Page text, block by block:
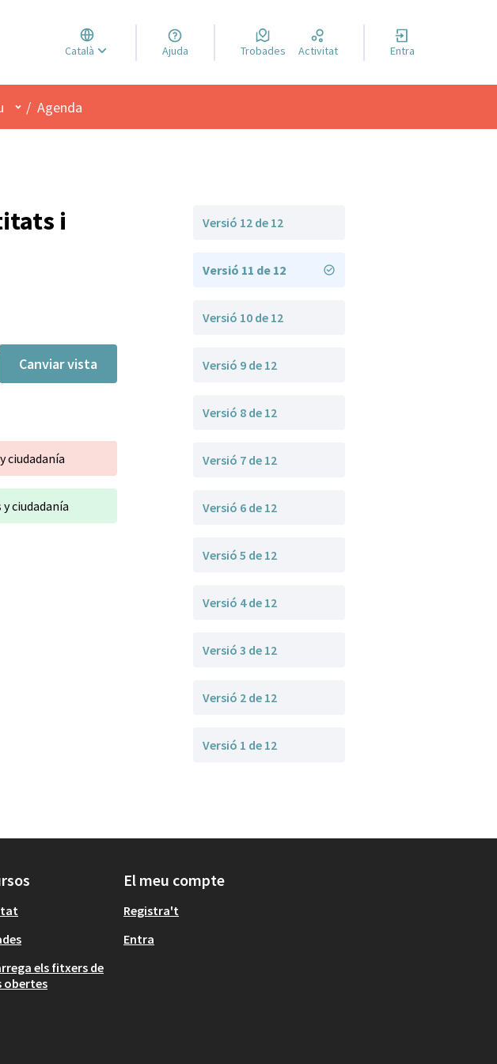
Català
Triar la llengua
Elegir el idioma
Ajuda Trobades Activitat Entra
Menú d'usuari
/ Agenda
i
Canviar vista
ciudadanía
y ciudadanía
Versió 12 de 12
Versió 11 de 12
Versió 10 de 12
Versió 9 de 12
Versió 8 de 12
Versió 7 de 12
Versió 6 de 12
Versió 5 de 12
Versió 4 de 12
Versió 3 de 12
Versió 2 de 12
Versió 1 de 12
els fitxers de
obertes
El meu compte
Registra't
Entra